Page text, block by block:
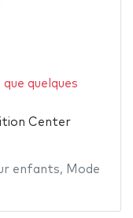
que quelques
Center
enfants, Mode